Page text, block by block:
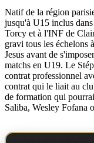
Natif de la région
jusqu'à U15 inclus
Torcy et à l'INF de
gravi tous les échelons
Jesus avant de
matchs en U19. Le
contrat professionnel
contrat qui le liait au
de formation qui
Saliba, Wesley Fofana